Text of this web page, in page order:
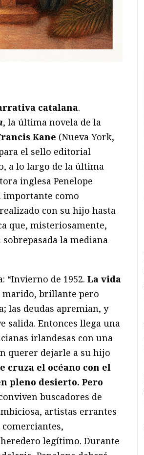
catalana.
, la última novela de la
Kane (Nueva York,
el sello editorial
a lo largo de la última
inglesa Penelope
importante como
con su hijo hasta
que, misteriosamente,
la mediana
“Invierno de 1952. La vida
marido, brillante pero
las deudas apremian, y
salida. Entonces llega una
irlandesas con una
querer dejarle a su hijo
cruza el océano con el
pleno desierto. Pero
buscadores de
artistas errantes
legítimo. Durante